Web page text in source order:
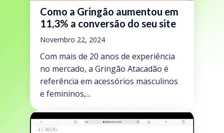
Como a Gringão aumentou em
11,3% a conversão do seu site
Novembro 22, 2024
Com mais de 20 anos de experiência
no mercado, a Gringão Atacadão é
referência em acessórios masculinos
e femininos,...